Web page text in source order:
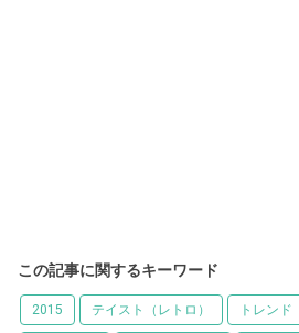
この記事に関するキーワード
2015 テイスト（レトロ） トレンド